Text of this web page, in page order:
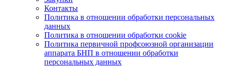
Контакты
Политика в отношении обработки персональных
данных
Политика в отношении обработки cookie
Политика первичной профсоюзной организации
аппарата БНП в отношении обработки
персональных данных